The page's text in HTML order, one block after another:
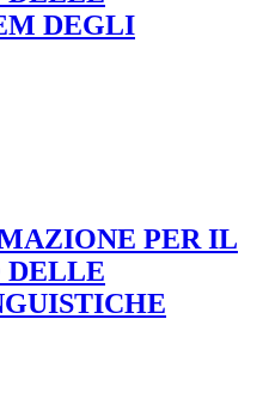
DEGLI
PER IL
DELLE